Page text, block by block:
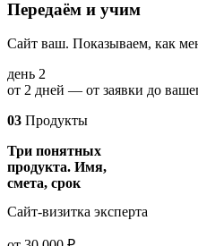
Передаём и учим
Сайт ваш. Показываем, как
день 2
от 2 дней — от заявки до
03 Продукты
Три понятных
продукта. Имя,
смета, срок
Сайт-визитка эксперта